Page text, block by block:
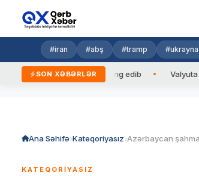
#iran #abş #tramp #ukrayna
SON XƏBƏRLƏR
Prezidentinə zəng edib Valyuta
Ana Səhifə Kateqoriyasız Azərbaycan
KATEQORIYASIZ